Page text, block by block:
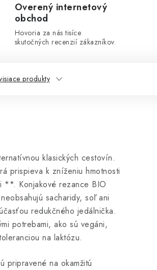
Overený internetový
obchod
Hovoria za nás tisíce
skutočných recenzií zákazníkov.
produkty
klasických cestovín.
prispieva k zníženiu hmotnosti
**. Konjakové rezance BIO
sacharidy, soľ ani
redukčného jedálnička.
potrebami, ako sú vegáni,
na laktózu.
pripravené na okamžitú